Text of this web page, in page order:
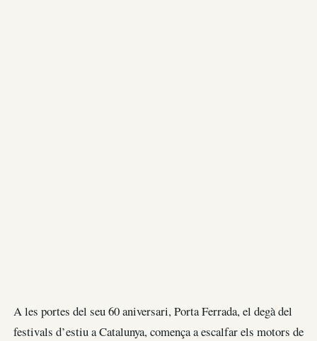
A les portes del seu 60 aniversari, Porta Ferrada, el degà del
festivals d’estiu a Catalunya, comença a escalfar els motors de